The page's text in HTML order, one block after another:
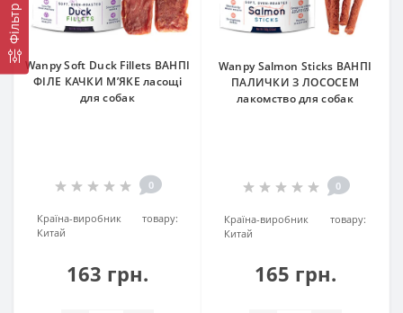
Фільтр
Wanpy Soft Duck Fillets ВАНПІ
ФІЛЕ КАЧКИ М’ЯКЕ ласощі
для собак
0
Країна-виробник товару:
Китай
163 грн.
Wanpy Salmon Sticks ВАНПІ
ПАЛИЧКИ З ЛОСОСЕМ
лакомство для собак
0
Країна-виробник товару:
Китай
165 грн.